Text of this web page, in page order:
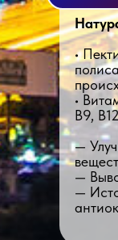
•
•
B9,
—
—
—